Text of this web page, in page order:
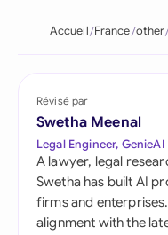
Accueil France other
Révisé par
Swetha Meenal
Legal Engineer, GenieAI
A lawyer, legal
Swetha has built AI
firms and
alignment with the